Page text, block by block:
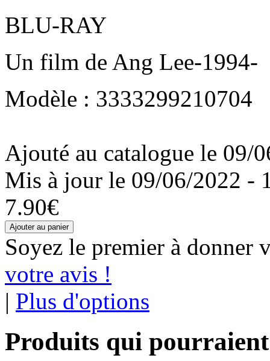
BLU-RAY
Un film de Ang Lee-1994-
Modèle : 3333299210704
Ajouté au catalogue le 09/
Mis à jour le 09/06/2022 -
7.90€
Soyez le premier à donner
votre avis !
| Plus d'options
Produits qui